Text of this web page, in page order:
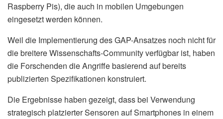
Raspberry Pis), die auch in mobilen Umgebungen
eingesetzt werden können.
Weil die Implementierung des GAP-Ansatzes noch nicht für
die breitere Wissenschafts-Community verfügbar ist, haben
die Forschenden die Angriffe basierend auf bereits
publizierten Spezifikationen konstruiert.
Die Ergebnisse haben gezeigt, dass bei Verwendung
strategisch platzierter Sensoren auf Smartphones in einem